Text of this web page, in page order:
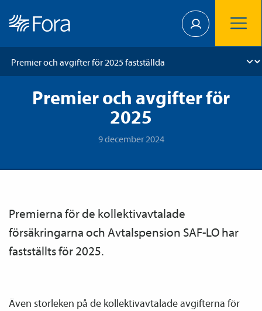
Premier och avgifter för
2025
9 december 2024
Premierna för de kollektiv­avtalade
försäkringarna och Avtals­pension SAF-LO har
fastställts för 2025.
Även storleken på de kollektiv­avtalade avgifterna för